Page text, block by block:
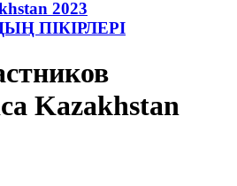
2023
ПІКІРЛЕРІ
Kazakhstan